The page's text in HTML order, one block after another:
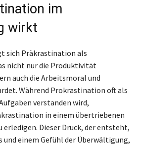
im
wirkt
sich Präkrastination als
nicht nur die Produktivität
auch die Arbeitsmoral und
Während Prokrastination oft als
verstanden wird,
in einem übertriebenen
erledigen. Dieser Druck, der entsteht,
und einem Gefühl der Überwältigung,